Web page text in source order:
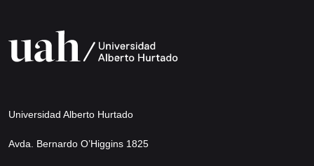
Universidad Alberto Hurtado
Avda. Bernardo O’Higgins 1825